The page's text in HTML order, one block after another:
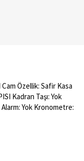
Özellik: Safir Kasa
Kadran Taşı: Yok
Yok Kronometre: